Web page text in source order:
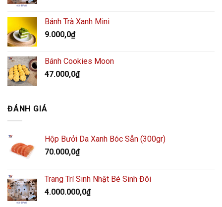
Bánh Trà Xanh Mini
9.000,0₫
Bánh Cookies Moon
47.000,0₫
ĐÁNH GIÁ
Hộp Bưởi Da Xanh Bóc Sẵn (300gr)
70.000,0₫
Trang Trí Sinh Nhật Bé Sinh Đôi
4.000.000,0₫